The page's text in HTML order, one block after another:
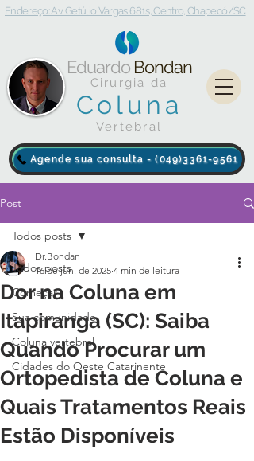
Agende sua consulta - (049)3361-9561
Eduardo Bondan
Cirurgia da
Coluna
Vertebral
Endereço: Av. Getúlio Vargas 681s, Centro, Chapecó/SC
Post
Todos posts
Começar
Sua comunidade
Coluna vertebral
Cidades do Oeste Catarinente
Todos posts
Dor na Coluna em
Itapiranga (SC): Saiba
Quando Procurar um
Ortopedista de Coluna e
Quais Tratamentos Reais
Estão Disponíveis
Dr.Bondan
16 de jun. de 2025 4 min de leitura